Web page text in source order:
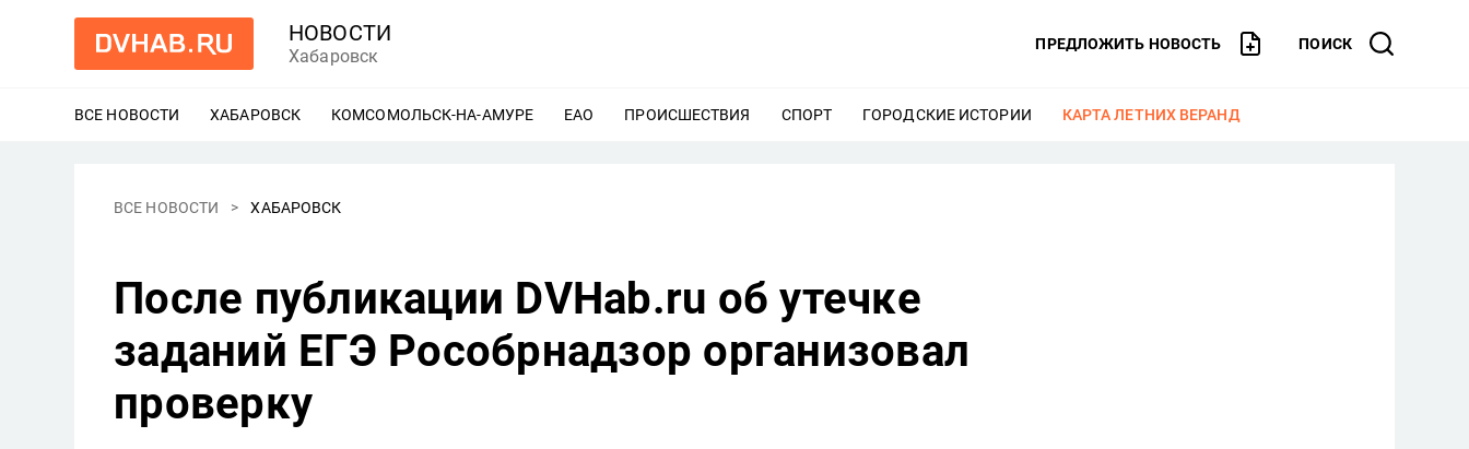
НОВОСТИ
Хабаровск
ПРЕДЛОЖИТЬ НОВОСТЬ ПОИСК
ВСЕ НОВОСТИ ХАБАРОВСК ЕЩЕ
КОМСОМОЛЬСК-НА-АМУРЕ ЕЩЕ
ЕАО ЕЩЕ
ПРОИСШЕСТВИЯ ЕЩЕ
СПОРТ ЕЩЕ
ГОРОДСКИЕ ИСТОРИИ ЕЩЕ
КАРТА ЛЕТНИХ ВЕРАНД
ВСЕ НОВОСТИ ХАБАРОВСК
После публикации DVHab.ru об утечке
заданий ЕГЭ Рособрнадзор организовал
проверку